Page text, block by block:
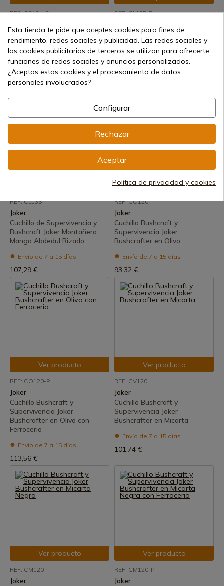
REF: CB134-P
Cuchillo de Supervivencia y
Bushcraft Joker Montañero
Mango Bocote Funda con
Ferrocerio
Envío de 7 a 15 días
REF: CL135-P
Cuchillo de Supervivencia y
Bushcraft Joker Montañero
Mango Abdedul Rizado Funda
con Ferrocerio
REF: CL135
Joker
Cuchillo de Supervivencia y
Bushcraft Joker Montañero
Mango Abdedul Rizado
Envío de 7 a 15 días
107,29 €
Ver producto
REF: CO120
Joker
Cuchillo Bushcraft y
Supervivencia Joker
Bushcrafter en Olivo
Envío de 7 a 15 días
93,32 €
Ver producto
REF: CO120-P
Joker
Cuchillo Bushcraft y
Supervivencia Joker
Bushcrafter en Olivo con
Ferrocerio
Envío de 7 a 15 días
113,56 €
Ver producto
REF: CV120
Joker
Cuchillo Bushcraft y
Supervivencia Joker
Bushcrafter en Micarta
Envío de 7 a 15 días
101,74 €
Ver producto
REF: CM120
Joker
Ver producto
REF: CM120-P
Joker
Esta tienda te pide que aceptes cookies para fines de
rendimiento, redes sociales y publicidad. Las redes sociales y
las cookies publicitarias de terceros se utilizan para ofrecerte
funciones de redes sociales y anuncios personalizados.
¿Aceptas estas cookies y el procesamiento de datos
personales involucrados?
Configurar
Rechazar
Aceptar
Política de privacidad y cookies